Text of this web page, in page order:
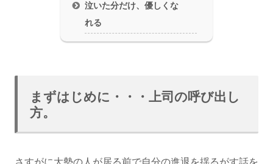
泣いた分だけ、優しくな
れる
まずはじめに・・・上司の呼び出し
方。